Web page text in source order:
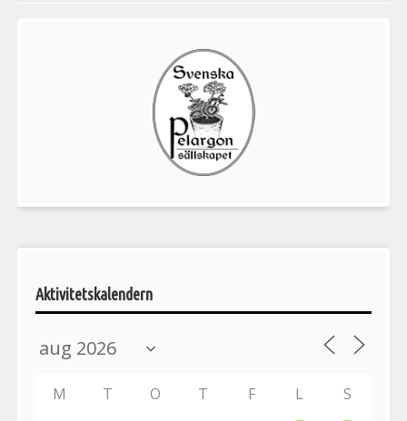
Pelargonsällskapets
Aktivitetskalendern
M T O T F L S